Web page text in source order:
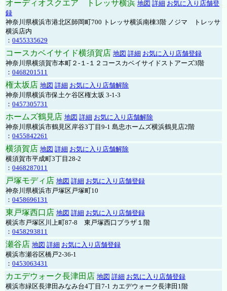
オーディオスクエア トレッサ横浜 地図 詳細 お気に入り店舗登
録
神奈川県横浜市港北区師岡町700 トレッサ横浜南棟3階 ノジマ トレッサ
横浜店内
： 0455335629
コースカベイサイド横須賀店 地図 詳細 お気に入り店舗登録
神奈川県横須賀市本町２-１-１２コースカベイサイドストアーズ3階
： 0468201511
権太坂店 地図 詳細 お気に入り店舗解除
神奈川県横浜市保土ケ谷区権太坂 3-1-3
： 0457305731
ホームズ鶴見店 地図 詳細 お気に入り店舗解除
神奈川県横浜市鶴見区岸谷3丁目9-1 島忠ホームズ横浜鶴見店2階
： 0455842261
横須賀店 地図 詳細 お気に入り店舗解除
横須賀市平成町3丁目28-2
： 0468287011
戸塚モディ店 地図 詳細 お気に入り店舗登録
神奈川県横浜市戸塚区戸塚町10
： 0458696131
東戸塚西口店 地図 詳細 お気に入り店舗登録
横浜市戸塚区川上町87-8 東戸塚西口プラザ１階
： 0458293811
瀬谷店 地図 詳細 お気に入り店舗登録
横浜市瀬谷区橋戸2-36-1
： 0453063431
カエデウォーク長津田店 地図 詳細 お気に入り店舗登録
横浜市緑区長津田みなみ台4丁目7-1 カエデウォーク長津田1階